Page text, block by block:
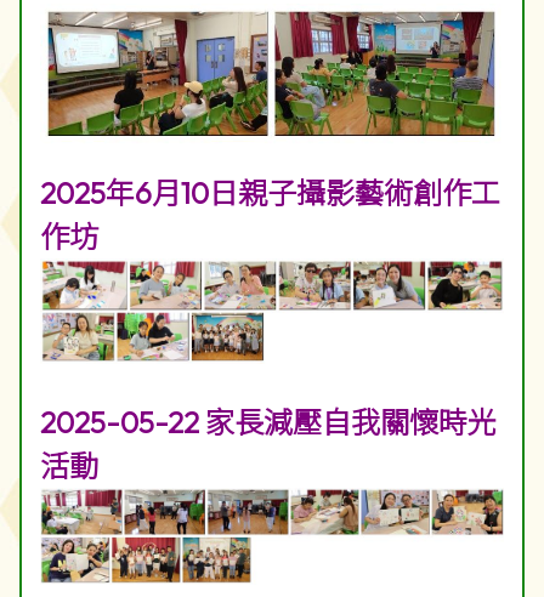
2025年6月10日親子攝影藝術創作工
作坊
2025-05-22 家長減壓自我關懷時光
活動